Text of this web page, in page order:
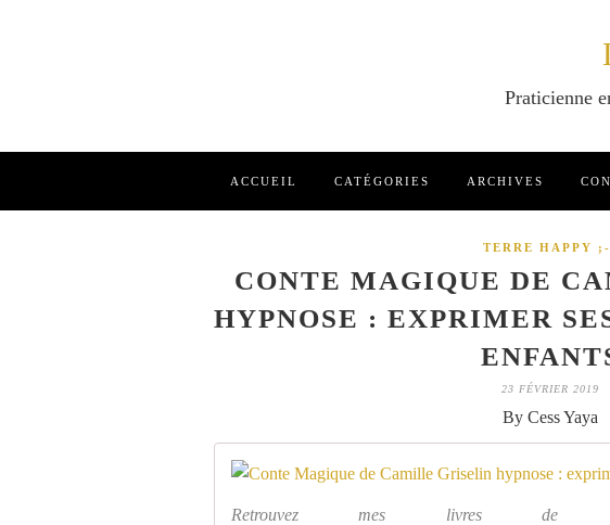
Praticienne
ACCUEIL CATÉGORIES ARCHIVES
TERRE HAPPY
CONTE MAGIQUE DE
HYPNOSE : EXPRIMER
23 FÉVRIER 2019
By Cess Yaya
Retrouvez mes livres de